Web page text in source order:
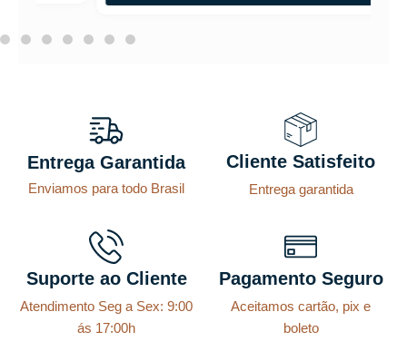
Entrega Garantida
Enviamos para todo Brasil
Cliente Satisfeito
Entrega garantida
Suporte ao Cliente
Atendimento Seg a Sex: 9:00
ás 17:00h
Pagamento Seguro
Aceitamos cartão, pix e
boleto